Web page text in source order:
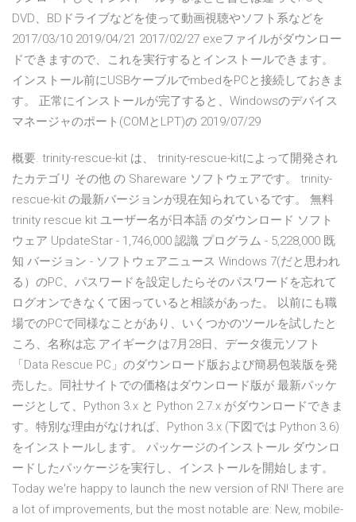
DVD、BDドライブなどを使って動画視聴やソフト系などを
2017/03/10 2019/04/21 2017/02/27 exeファイルがダウンロー
ドできますので、これを実行するとインストールできます。
インストール前にUSBケーブルでmbedをPCと接続しておきま
す。 正常にインストールが完了すると、Windowsのデバイス
マネージャのポート(COMとLPT)の 2019/07/29
概要. trinity-rescue-kit は、 trinity-rescue-kitによって開発され
たカテゴリ その他 の Shareware ソフトウェアです。 trinity-
rescue-kit の最新バージョンが現在知られているです。 無料
trinity rescue kit ユーザー名が日本語 のダウンロード ソフト
ウェア UpdateStar - 1,746,000 認識 プログラム - 5,228,000 既
知 バージョン - ソフトウェアニュース Windows 7(だと思われ
る）のPC、パスワードを設定したらそのパスワードを忘れて
ログオンできなくて困っていると相談があった。 以前にも職
場でのPCで同様なことがあり、いくつかのツールを試したと
ころ、名称は忘 アイギークは7月28日、データ復元ソフト
「Data Rescue PC」のダウンロード版および簡易包装版を発
売した。同社サイトでの価格はダウンロード版が 最新パッケ
ージとして、Python 3.x と Python 2.7.x がダウンロードできま
す。特別な理由がなければ、Python 3.x (下図では Python 3.6)
をインストールします。 パッケージのインストール ダウンロ
ードしたパッケージを実行し、インストールを開始します。
Today we're happy to launch the new version of RN! There are
a lot of improvements, but the most notable are: New, mobile-